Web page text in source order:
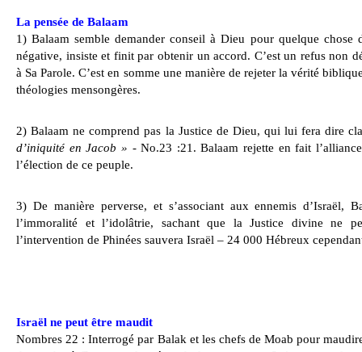
La pensée de Balaam
1) Balaam semble demander conseil à Dieu pour quelque chose
négative, insiste et finit par obtenir un accord. C’est un refus non
à Sa Parole. C’est en somme une manière de rejeter la vérité
théologies mensongères.
2) Balaam ne comprend pas la Justice de Dieu, qui lui fera dire
d’iniquité en Jacob » - No.23 :21. Balaam rejette en fait
l’élection de ce peuple.
3) De manière perverse, et s’associant aux ennemis d’Israël,
l’immoralité et l’idolâtrie, sachant que la Justice divine ne
l’intervention de Phinées sauvera Israël – 24 000 Hébreux
Israël ne peut être maudit
Nombres 22 : Interrogé par Balak et les chefs de Moab pour